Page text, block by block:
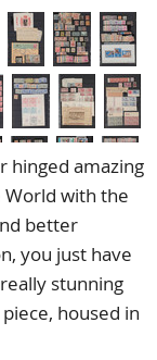
hinged amazing
with the
better
you just have
stunning
housed in